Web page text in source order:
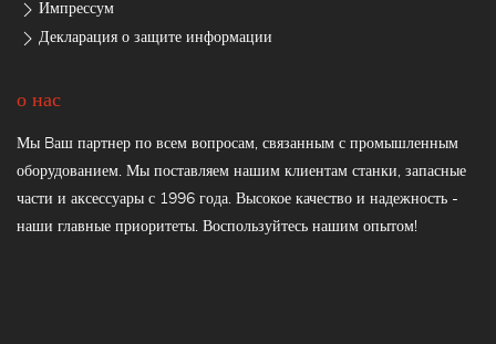
Импрессум
Декларация о защите информации
о нас
Мы Bаш партнер по всем вопросам, связанным с промышленным
оборудованием. Мы поставляем нашим клиентам станки, запасные
части и аксессуары с 1996 года. Высокое качество и надежность -
наши главные приоритеты. Воспользуйтесь нашим опытом!